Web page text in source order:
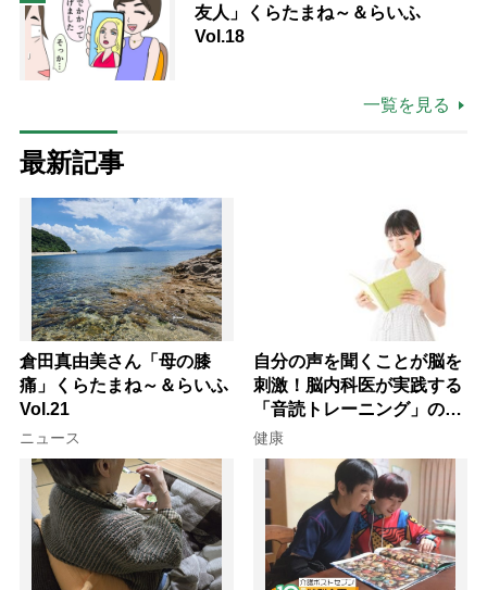
友人」くらたまね～＆らいふ
Vol.18
一覧を見る
最新記事
倉田真由美さん「母の膝
痛」くらたまね～＆らいふ
Vol.21
ニュース
自分の声を聞くことが脳を
刺激！脳内科医が実践する
「音読トレーニング」の極
意
健康